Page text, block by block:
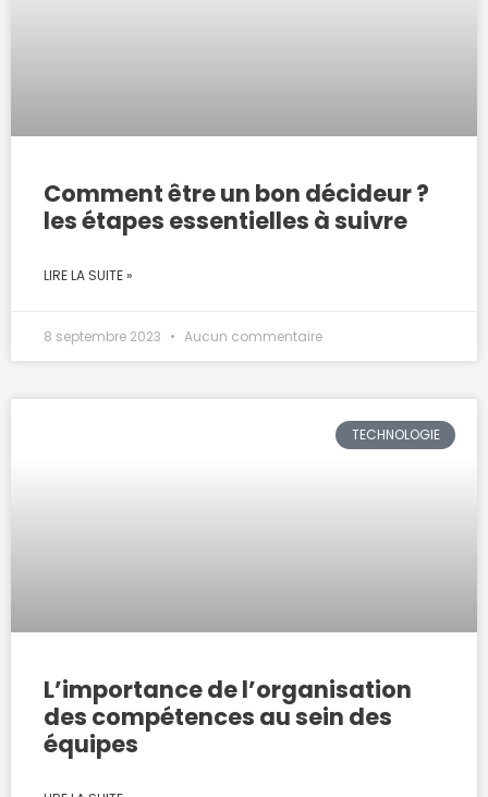
Comment être un bon décideur ?
les étapes essentielles à suivre
LIRE LA SUITE »
8 septembre 2023 Aucun commentaire
TECHNOLOGIE
L’importance de l’organisation
des compétences au sein des
équipes